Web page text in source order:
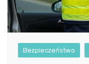
Bezpieczeństwo